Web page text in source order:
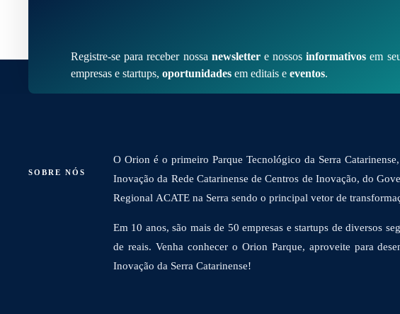
Registre-se para receber nossa newslettere nossosinformativos em
empresas e startups, oportunidades em editais e eventos.
SOBRE NÓS
O Orion é o primeiro Parque Tecnológico da Serra
Inovação da Rede Catarinense de Centros de Inovação, do
Regional ACATE na Serra sendo o principal vetor de
Em 10 anos, são mais de 50 empresas e startups de diversos
de reais. Venha conhecer o Orion Parque, aproveite para
Inovação da Serra Catarinense!